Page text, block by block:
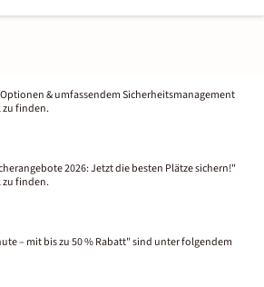
& umfassendem Sicherheitsmanagement
finden.
2026: Jetzt die besten Plätze sichern!"
finden.
– mit bis zu 50 % Rabatt" sind unter folgendem